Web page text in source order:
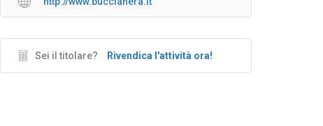
Sei il titolare? Rivendica l'attività ora!